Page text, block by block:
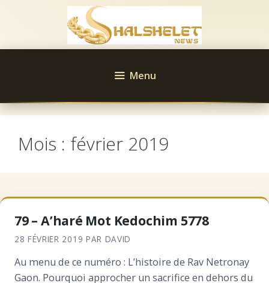
Menu
Mois : février 2019
79 – A’haré Mot Kedochim 5778
28 FÉVRIER 2019 PAR DAVID
Au menu de ce numéro : L’histoire de Rav Netronay
Gaon. Pourquoi approcher un sacrifice en dehors du